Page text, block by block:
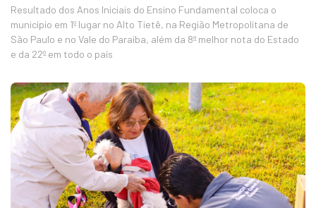
Resultado dos Anos Iniciais do Ensino Fundamental coloca o
município em 1º lugar no Alto Tietê, na Região Metropolitana de
São Paulo e no Vale do Paraíba, além da 8ª melhor nota do Estado
e da 22º em todo o país